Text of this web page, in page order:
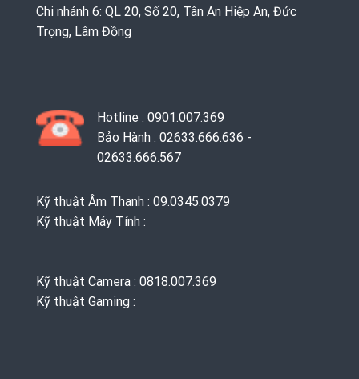
Chi nhánh 6: QL 20, Số 20, Tân An Hiệp An, Đức
Trọng, Lâm Đồng
Hotline : 0901.007.369
Bảo Hành : 02633.666.636 -
02633.666.567
Kỹ thuật Âm Thanh : 09.0345.0379
Kỹ thuật Máy Tính :
Kỹ thuật Camera : 0818.007.369
Kỹ thuật Gaming ‭: ‬